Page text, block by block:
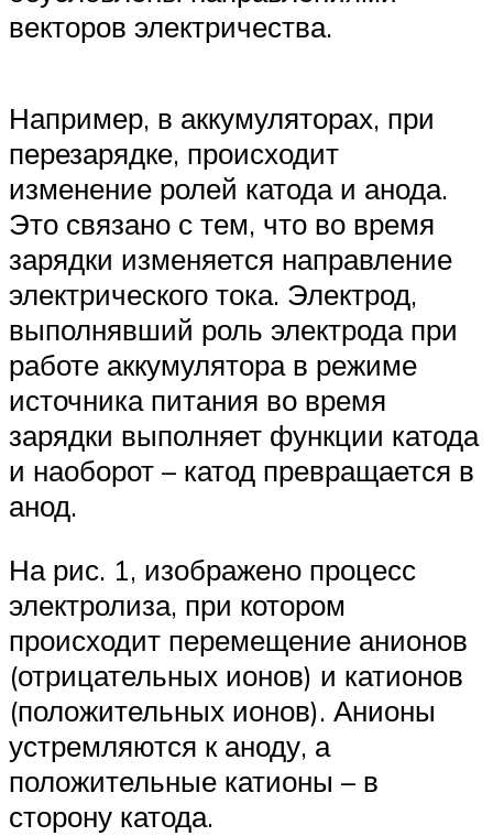
векторов электричества.
Например, в аккумуляторах, при
перезарядке, происходит
изменение ролей катода и анода.
Это связано с тем, что во время
зарядки изменяется направление
электрического тока. Электрод,
выполнявший роль электрода при
работе аккумулятора в режиме
источника питания во время
зарядки выполняет функции катода
и наоборот – катод превращается в
анод.
На рис. 1, изображено процесс
электролиза, при котором
происходит перемещение анионов
(отрицательных ионов) и катионов
(положительных ионов). Анионы
устремляются к аноду, а
положительные катионы – в
сторону катода.